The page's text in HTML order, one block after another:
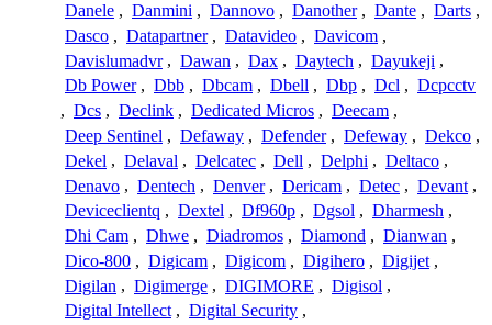
Danele , Danmini , Dannovo , Danother , Dante , Darts ,
Dasco , Datapartner , Datavideo , Davicom ,
Davislumadvr , Dawan , Dax , Daytech , Dayukeji ,
Db Power , Dbb , Dbcam , Dbell , Dbp , Dcl , Dcpcctv
, Dcs , Declink , Dedicated Micros , Deecam ,
Deep Sentinel , Defaway , Defender , Defeway , Dekco ,
Dekel , Delaval , Delcatec , Dell , Delphi , Deltaco ,
Denavo , Dentech , Denver , Dericam , Detec , Devant ,
Deviceclientq , Dextel , Df960p , Dgsol , Dharmesh ,
Dhi Cam , Dhwe , Diadromos , Diamond , Dianwan ,
Dico-800 , Digicam , Digicom , Digihero , Digijet ,
Digilan , Digimerge , DIGIMORE , Digisol ,
Digital Intellect , Digital Security ,